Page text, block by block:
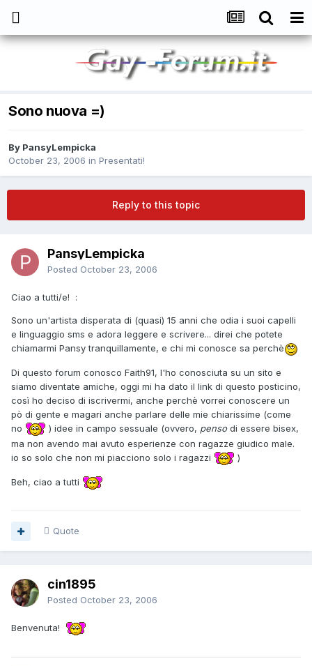
Sono nuova =)
By PansyLempicka
October 23, 2006 in Presentati!
Reply to this topic
PansyLempicka
Posted October 23, 2006
Ciao a tutti/e! :
Sono un'artista disperata di (quasi) 15 anni che odia i suoi capelli
e linguaggio sms e adora leggere e scrivere... direi che potete
chiamarmi Pansy tranquillamente, e chi mi conosce sa perchè
Di questo forum conosco Faith91, l'ho conosciuta su un sito e
siamo diventate amiche, oggi mi ha dato il link di questo posticino,
così ho deciso di iscrivermi, anche perchè vorrei conoscere un
pò di gente e magari anche parlare delle mie chiarissime (come
no
) idee in campo sessuale (ovvero, pensodi essere bisex,
ma non avendo mai avuto esperienze con ragazze giudico male.
io so solo che non mi piacciono solo i ragazzi
)
Beh, ciao a tutti
Quote
cin1895
Posted October 23, 2006
Benvenuta!